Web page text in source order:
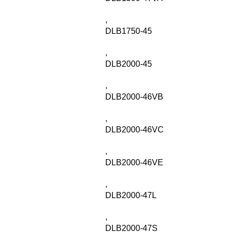
,
DLB1750-45
,
DLB2000-45
,
DLB2000-46VB
,
DLB2000-46VC
,
DLB2000-46VE
,
DLB2000-47L
,
DLB2000-47S